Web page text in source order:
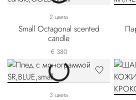
2 цвета
Small Octagonal scented
candle
€ 380
3 цвета